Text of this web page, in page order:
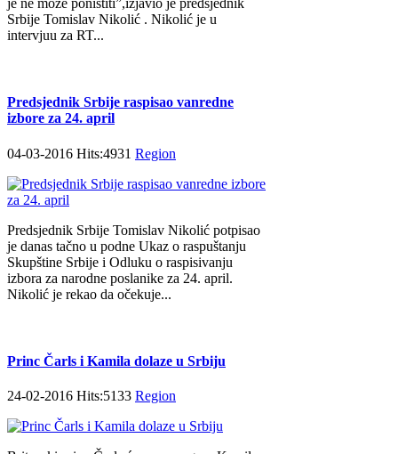
je ne može poništiti”,izjavio je predsjednik
Srbije Tomislav Nikolić . Nikolić je u
intervjuu za RT...
Predsjednik Srbije raspisao vanredne
izbore za 24. april
04-03-2016 Hits:4931 Region
Predsjednik Srbije Tomislav Nikolić potpisao
je danas tačno u podne Ukaz o raspuštanju
Skupštine Srbije i Odluku o raspisivanju
izbora za narodne poslanike za 24. april.
Nikolić je rekao da očekuje...
Princ Čarls i Kamila dolaze u Srbiju
24-02-2016 Hits:5133 Region